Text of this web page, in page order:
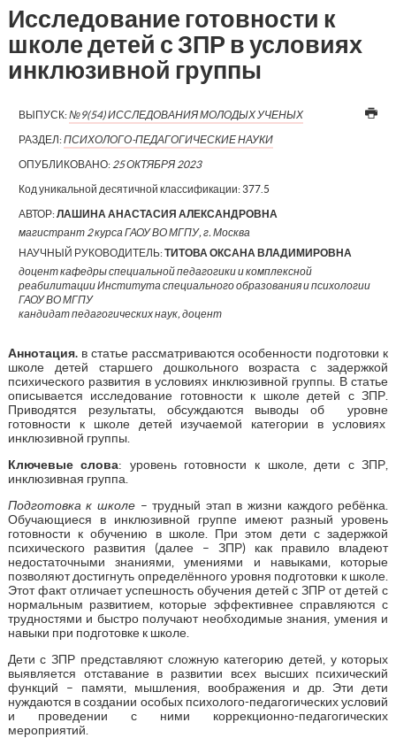
Исследование готовности к
школе детей с ЗПР в условиях
инклюзивной группы
ВЫПУСК:№9(54) ИССЛЕДОВАНИЯ МОЛОДЫХ УЧЕНЫХ
РАЗДЕЛ:ПСИХОЛОГО-ПЕДАГОГИЧЕСКИЕ НАУКИ
ОПУБЛИКОВАНО: 25 ОКТЯБРЯ 2023
Код уникальной десятичной классификации: 377.5
АВТОР:ЛАШИНА АНАСТАСИЯ АЛЕКСАНДРОВНА
магистрант 2 курса ГАОУ ВО МГПУ, г. Москва
НАУЧНЫЙ РУКОВОДИТЕЛЬ:ТИТОВА ОКСАНА ВЛАДИМИРОВНА
доцент кафедры специальной педагогики и комплексной
реабилитации Института специального образования и психологии
ГАОУ ВО МГПУ
кандидат педагогических наук, доцент
Аннотация.в статье рассматриваются особенности подготовки к
школе детей старшего дошкольного возраста с задержкой
психического развития в условиях инклюзивной группы. В статье
описывается исследование готовности к школе детей с ЗПР.
Приводятся результаты, обсуждаются выводы об уровне
готовности к школе детей изучаемой категории в условиях
инклюзивной группы.
Ключевые слова: уровень готовности к школе, дети с ЗПР,
инклюзивная группа.
Подготовка к школе– трудный этап в жизни каждого ребёнка.
Обучающиеся в инклюзивной группе имеют разный уровень
готовности к обучению в школе. При этом дети с задержкой
психического развития (далее – ЗПР) как правило владеют
недостаточными знаниями, умениями и навыками, которые
позволяют достигнуть определённого уровня подготовки к школе.
Этот факт отличает успешность обучения детей с ЗПР от детей с
нормальным развитием, которые эффективнее справляются с
трудностями и быстро получают необходимые знания, умения и
навыки при подготовке к школе.
Дети с ЗПР представляют сложную категорию детей, у которых
выявляется отставание в развитии всех высших психический
функций – памяти, мышления, воображения и др. Эти дети
нуждаются в создании особых психолого-педагогических условий
и проведении с ними коррекционно-педагогических
мероприятий.